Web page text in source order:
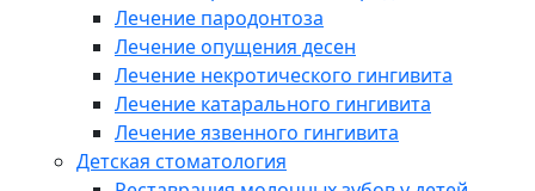
Лечение пародонтоза
Лечение опущения десен
Лечение некротического гингивита
Лечение катарального гингивита
Лечение язвенного гингивита
Детская стоматология